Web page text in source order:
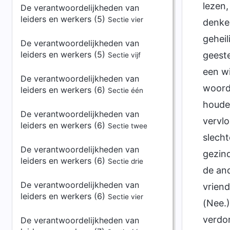
De verantwoordelijkheden van
leiders en werkers (5) Sectie vier
De verantwoordelijkheden van
leiders en werkers (5) Sectie vijf
De verantwoordelijkheden van
leiders en werkers (6) Sectie één
De verantwoordelijkheden van
leiders en werkers (6) Sectie twee
De verantwoordelijkheden van
leiders en werkers (6) Sectie drie
De verantwoordelijkheden van
leiders en werkers (6) Sectie vier
De verantwoordelijkheden van
een
de